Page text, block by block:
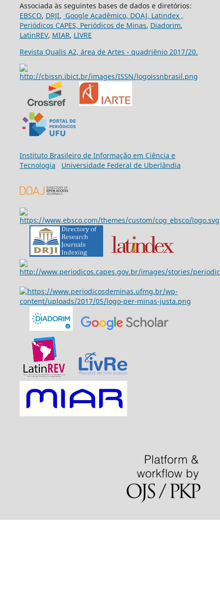
Associada às seguintes bases de dados e diretórios:
EBSCO, DRJI, Google Acadêmico, DOAJ, Latindex ,
Periódicos CAPES, Periódicos de Minas, Diadorim,
LatinREV, MIAR, LIVRE
Revista Qualis A2, área de Artes - quadriênio 2017/20.
Instituto Brasileiro de Informação em Ciência e
Tecnologia
Universidade Federal de Uberlândia